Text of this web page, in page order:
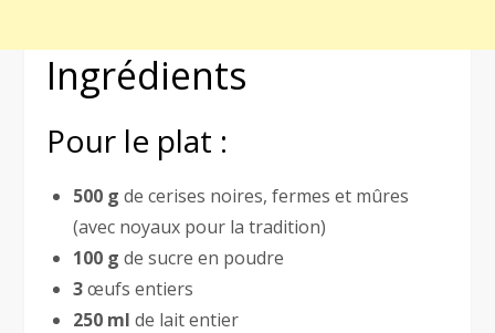
Ingrédients
Pour le plat :
500 g de cerises noires, fermes et mûres
(avec noyaux pour la tradition)
100 g de sucre en poudre
3œufs entiers
250 ml de lait entier